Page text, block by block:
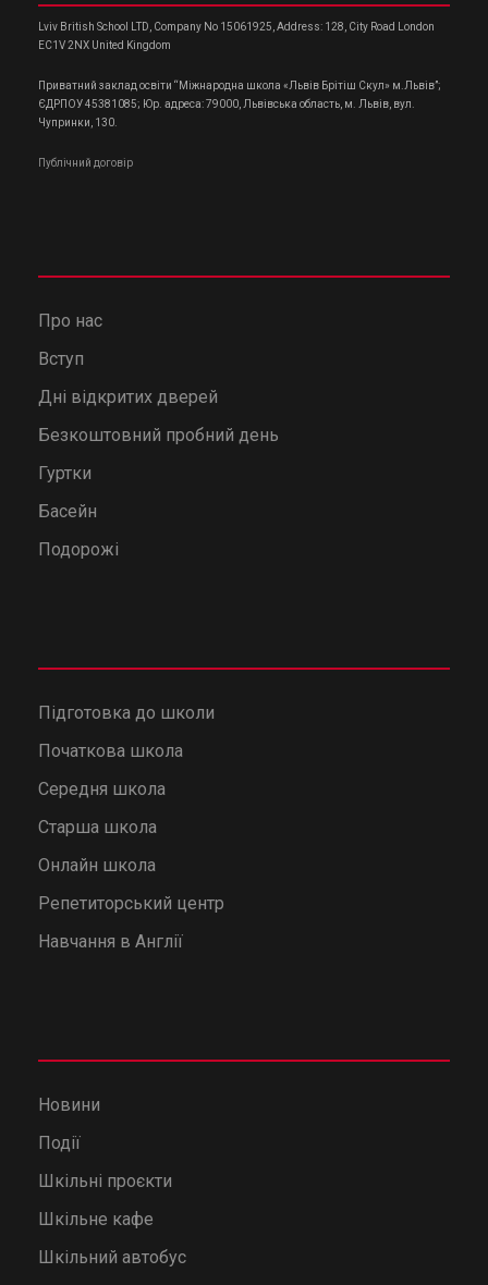
Lviv British School LTD, Company No 15061925, Address: 128, City Road London
EC1V 2NX United Kingdom
Приватний заклад освіти “Міжнародна школа «Львів Брітіш Скул» м.Львів”;
ЄДРПОУ 45381085; Юр. адреса: 79000, Львівська область, м. Львів, вул.
Чупринки, 130.
Публічний договір
Про нас
Вступ
Дні відкритих дверей
Безкоштовний пробний день
Гуртки
Басейн
Подорожі
Підготовка до школи
Початкова школа
Середня школа
Старша школа
Онлайн школа
Репетиторський центр
Навчання в Англії
Новини
Події
Шкільні проєкти
Шкільне кафе
Шкільний автобус